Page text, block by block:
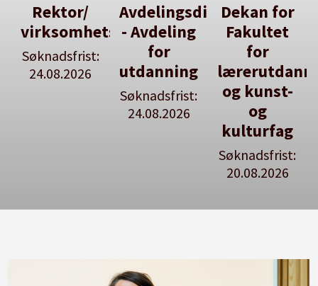
Avdelingsdirektør
- Avdeling
for
utdanning
Dekan for
Fakultet
for
lærerutdanning
og kunst-
og
Her kan
du utlyse
en ledig
stilling
Se våre
stillingspakker